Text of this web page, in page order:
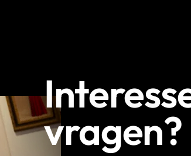
vragen?